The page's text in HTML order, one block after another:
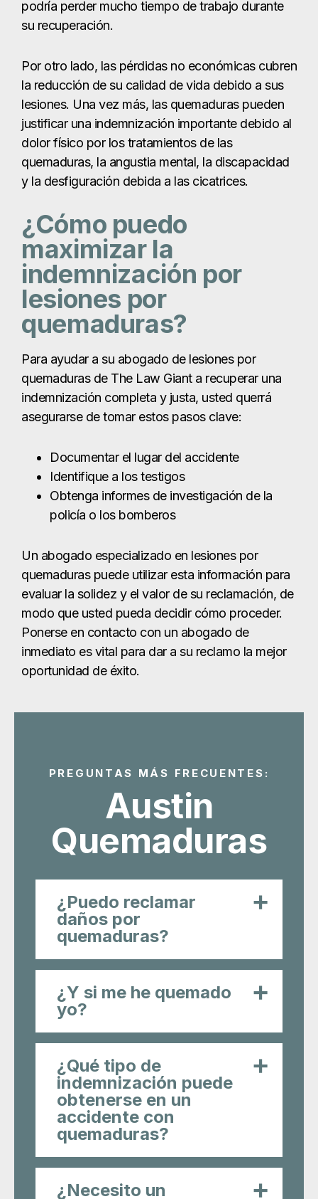
quemaduras, la angustia mental, la discapacidad
y la desfiguración debida a las cicatrices.
¿Cómo puedo
maximizar la
indemnización por
lesiones por
quemaduras?
quemaduras de The Law Giant a recuperar una
indemnización completa y justa, usted querrá
asegurarse de tomar estos pasos clave:
Documentar el lugar del accidente
Identifique a los testigos
policía o los bomberos
Un abogado especializado en lesiones por
quemaduras puede utilizar esta información para
modo que usted pueda decidir cómo proceder.
Ponerse en contacto con un abogado de
inmediato es vital para dar a su reclamo la mejor
oportunidad de éxito.
PREGUNTAS MÁS FRECUENTES:
Austin
Quemaduras
daños por
quemaduras?
¿Y si me he quemado
yo?
¿Qué tipo de
indemnización puede
obtenerse en un
accidente con
¿Necesito un
reclamar daños por
quemaduras?